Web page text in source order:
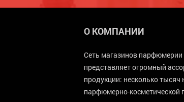
О КОМПАНИИ
Сеть магазинов парфюмерии
представляет огромный
продукции: несколько тысяч
парфюмерно-косметической